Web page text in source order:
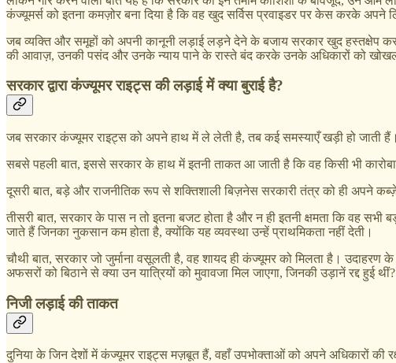
कंज्यूमर्स को इतना कमज़ोर बना दिया है कि वह खुद सर्विस प्रवाइडर पर केस करके अपने
जब व्यक्ति और समूहों को अपनी कानूनी लड़ाई लड़ने देने के बजाय सरकार खुद हस्तक्षेप
की आवाज़, उनकी पसंद और उनके न्याय पाने के रास्ते बंद करके उनके अधिकारों को
सरकार द्वारा कंज्यूमर राइट्स की लड़ाई में क्या बुराई है?
जब सरकार कंज्यूमर राइट्स को अपने हाथ में ले लेती है, तब कई समस्याएँ खड़ी हो जाती हैं।
सबसे पहली बात, इससे सरकार के हाथ में इतनी ताकत आ जाती है कि वह किसी भी
दूसरी बात, बड़े और राजनीतिक रूप से शक्तिशाली बिज़नेस सरकारी तंत्र को ही अपने
तीसरी बात, सरकार के पास न तो इतना बजट होता है और न ही इतनी क्षमता कि वह
जाते हैं जिनका नुकसान कम होता है, क्योंकि यह व्यवस्था उन्हें प्राथमिकता नहीं देती।
चौथी बात, सरकार जो जुर्माना वसूलती है, वह शायद ही कंज्यूमर को मिलता है।
अफसरों को बिठाने से क्या उन यात्रियों को मुवावजा मिल जाएगा, जिनकी उड़ानें रद्द हुई
निजी लड़ाई की ताकत
दुनिया के जिन देशों में कंज्यूमर राइट्स मज़बूत हैं, वहाँ उपभोक्ताओं को अपने अधिकारों